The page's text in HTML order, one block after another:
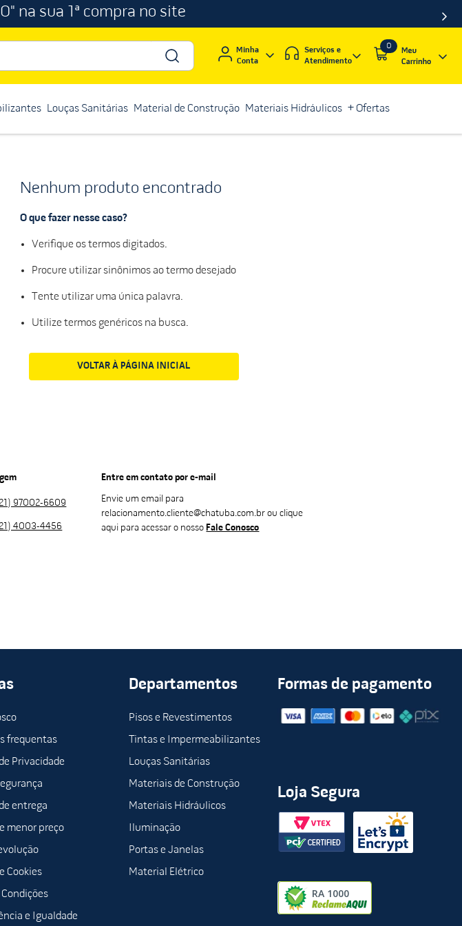
na sua 1ª compra no site
Minha
Conta
Serviços e
Atendimento
0
Louças Sanitárias Material de Construção Materiais Hidráulicos + Ofertas
Nenhum produto encontrado
O que fazer nesse caso?
Verifique os termos digitados.
Procure utilizar sinônimos ao termo desejado
Tente utilizar uma única palavra.
Utilize termos genéricos na busca.
VOLTAR À PÁGINA INICIAL
97002-6609
4003-4456
Entre em contato por e-mail
Envie um email para
relacionamento.cliente@chatuba.com.br ou clique
aqui para acessar o nossoFale Conosco
frequentas
Privacidade
entrega
menor preço
Cookies
Condições
e Igualdade
Departamentos
Pisos e Revestimentos
Tintas e Impermeabilizantes
Louças Sanitárias
Materiais de Construção
Materiais Hidráulicos
Iluminação
Portas e Janelas
Material Elétrico
Formas de pagamento
Loja Segura